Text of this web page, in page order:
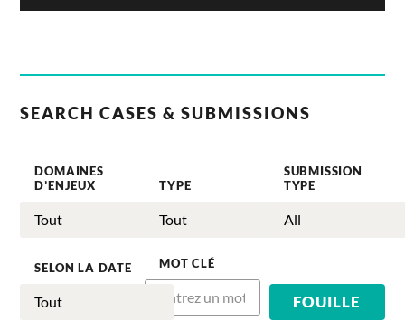
SEARCH CASES & SUBMISSIONS
DOMAINES
D’ENJEUX
TYPE
SUBMISSION
TYPE
SELON LA DATE MOT CLÉ